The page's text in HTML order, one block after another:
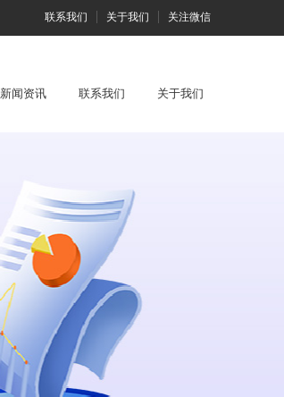
联系我们 关于我们 关注微信
新闻资讯 联系我们 关于我们